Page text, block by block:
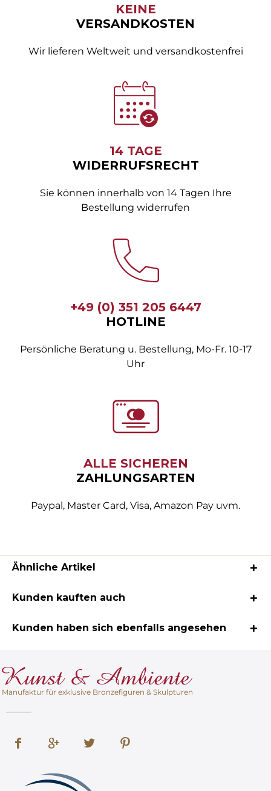
KEINE
VERSANDKOSTEN
Wir lieferen Weltweit und versandkostenfrei
14 TAGE
WIDERRUFSRECHT
Sie können innerhalb von 14 Tagen Ihre
Bestellung widerrufen
+49 (0) 351 205 6447
HOTLINE
Persönliche Beratung u. Bestellung, Mo-Fr. 10-17
Uhr
ALLE SICHEREN
ZAHLUNGSARTEN
Paypal, Master Card, Visa, Amazon Pay uvm.
Ähnliche Artikel
Kunden kauften auch
Kunden haben sich ebenfalls angesehen
Manufaktur für exklusive Bronzefiguren & Skulpturen